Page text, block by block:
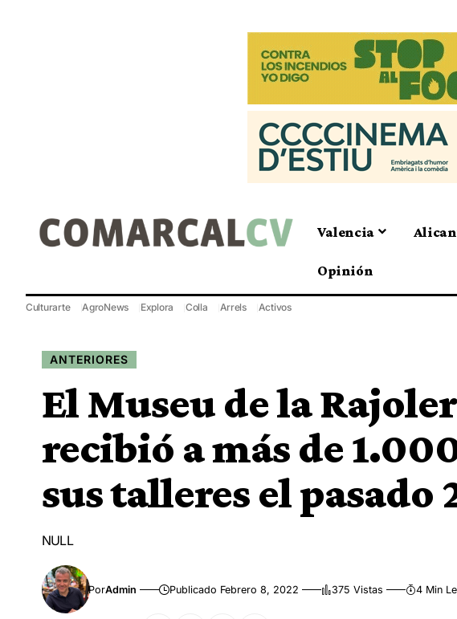
Valencia
Opinión
Culturarte AgroNews Explora Colla Arrels Activos
ANTERIORES
El Museu de la
recibió a más de
sus talleres el pasado
NULL
PorAdmin Publicado Febrero 8, 2022 375 Vistas 4 Min